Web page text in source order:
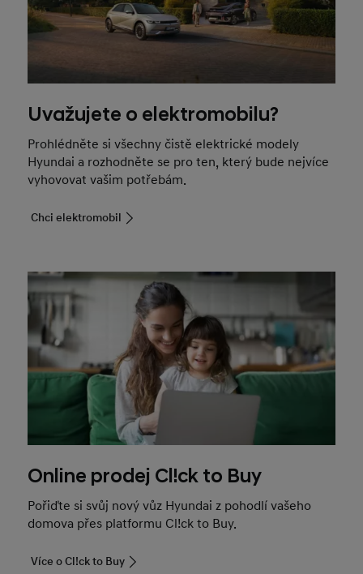
Uvažujete o elektromobilu?
Prohlédněte si všechny čistě elektrické modely
Hyundai a rozhodněte se pro ten, který bude nejvíce
vyhovovat vašim potřebám.
Chci elektromobil
Online prodej Cl!ck to Buy
Pořiďte si svůj nový vůz Hyundai z pohodlí vašeho
domova přes platformu Cl!ck to Buy.
Více o Cl!ck to Buy